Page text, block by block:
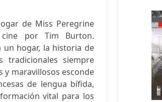
de Miss Peregrine
por Tim Burton.
un hogar, la historia de
tradicionales siempre
y maravillosos esconde
de lengua bífida,
vital para los